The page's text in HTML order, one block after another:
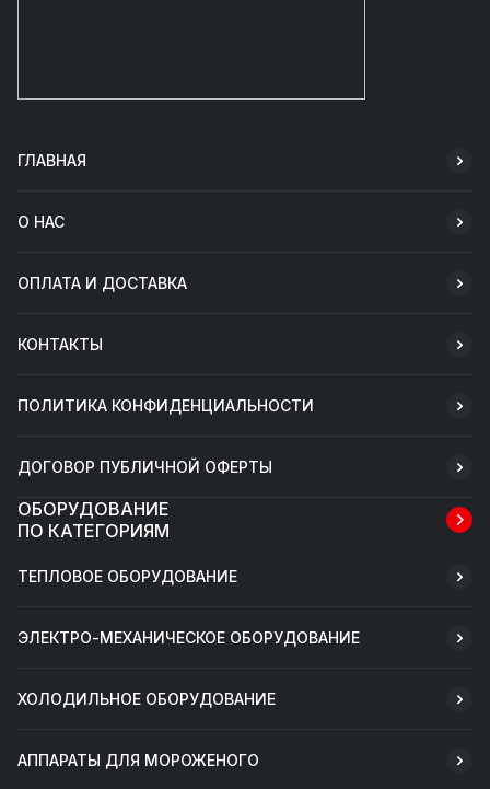
ГЛАВНАЯ
О НАС
ОПЛАТА И ДОСТАВКА
КОНТАКТЫ
ПОЛИТИКА КОНФИДЕНЦИАЛЬНОСТИ
ДОГОВОР ПУБЛИЧНОЙ ОФЕРТЫ
ОБОРУДОВАНИЕ
ПО КАТЕГОРИЯМ
ТЕПЛОВОЕ ОБОРУДОВАНИЕ
ЭЛЕКТРО-МЕХАНИЧЕСКОЕ ОБОРУДОВАНИЕ
ХОЛОДИЛЬНОЕ ОБОРУДОВАНИЕ
АППАРАТЫ ДЛЯ МОРОЖЕНОГО